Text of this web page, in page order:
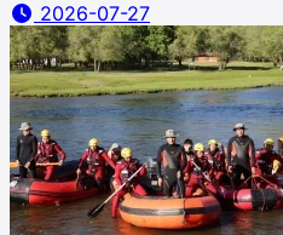
2026-07-27